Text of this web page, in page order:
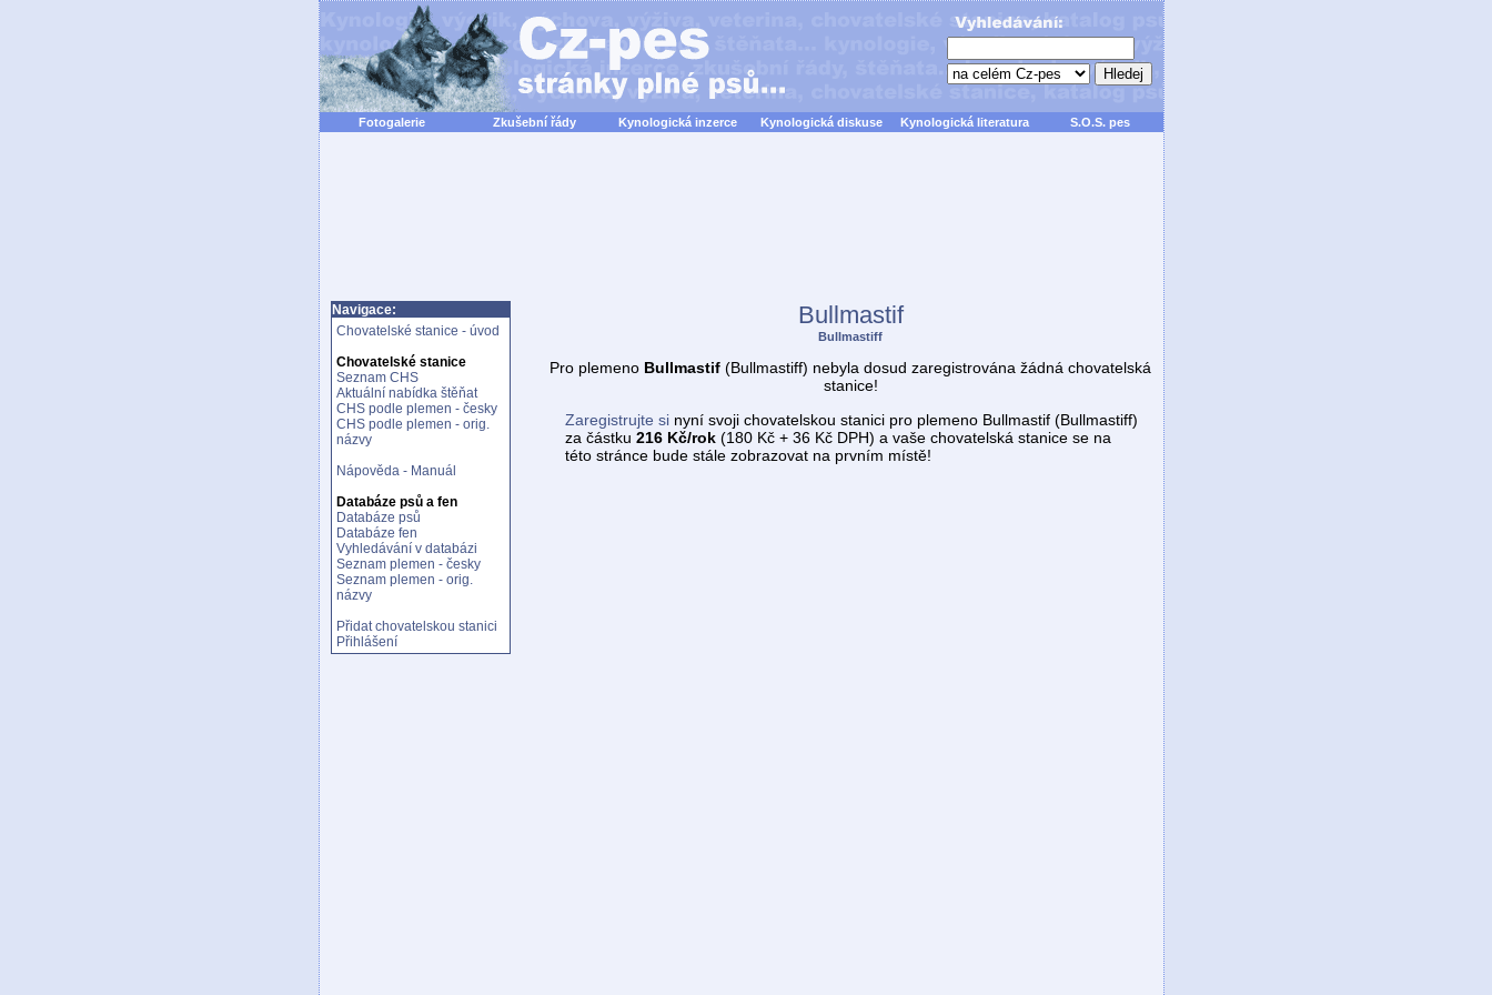
Fotogalerie Zkušební řády Kynologická inzerce Kynologická diskuse Kynologická literatura S.O.S. pes
Navigace:
Chovatelské stanice - úvod
Chovatelské stanice
Seznam CHS
Aktuální nabídka štěňat
CHS podle plemen - česky
CHS podle plemen - orig.
názvy
Nápověda - Manuál
Databáze psů a fen
Databáze psů
Databáze fen
Vyhledávání v databázi
Seznam plemen - česky
Seznam plemen - orig.
názvy
Přidat chovatelskou stanici
Přihlášení
Bullmastif
Bullmastiff
Pro plemeno Bullmastif (Bullmastiff) nebyla dosud zaregistrována žádná chovatelská
stanice!
Zaregistrujte si nyní svoji chovatelskou stanici pro plemeno Bullmastif (Bullmastiff)
za částku 216 Kč/rok (180 Kč + 36 Kč DPH) a vaše chovatelská stanice se na
této stránce bude stále zobrazovat na prvním místě!